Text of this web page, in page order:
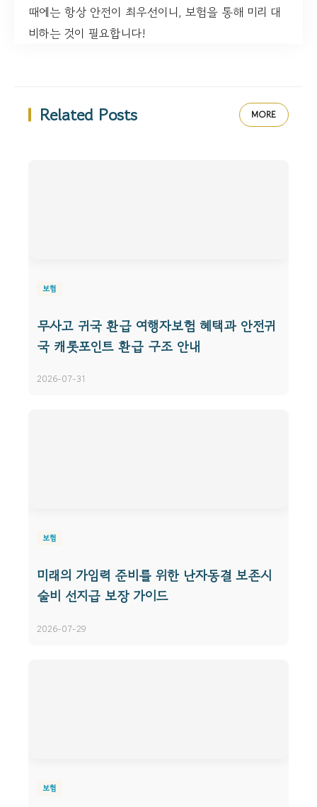
때에는 항상 안전이 최우선이니, 보험을 통해 미리 대
비하는 것이 필요합니다!
Related Posts MORE
보험
무사고 귀국 환급 여행자보험 혜택과 안전귀
국 캐롯포인트 환급 구조 안내
2026-07-31
보험
미래의 가임력 준비를 위한 난자동결 보존시
술비 선지급 보장 가이드
2026-07-29
보험